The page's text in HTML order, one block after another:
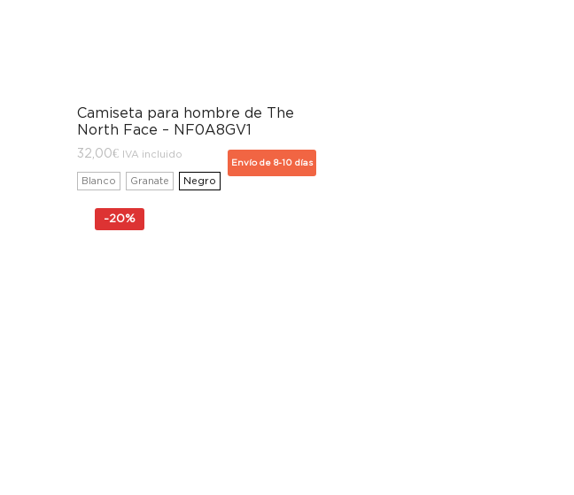
Camiseta para hombre de The
North Face – NF0A8GV1
Envío de 8-10 días
32,00€ IVA incluido
Blanco Granate Negro
-20%